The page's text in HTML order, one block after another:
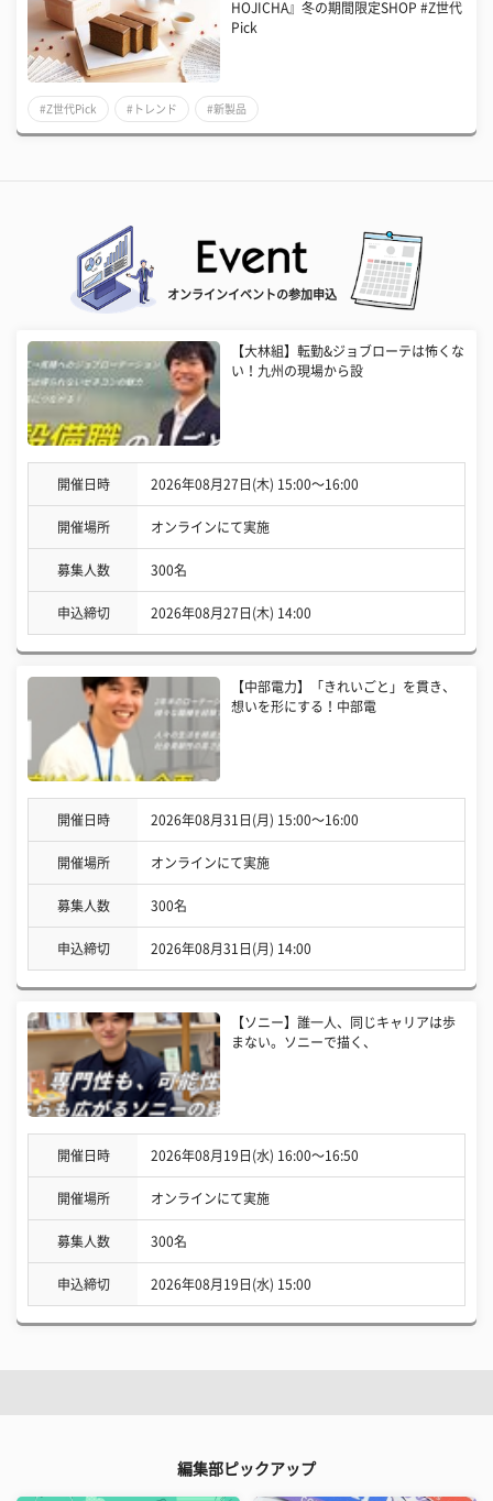
HOJICHA』冬の期間限定SHOP #Z世代
Pick
#Z世代Pick #トレンド #新製品
オンラインイベントの参加申込
【大林組】転勤&ジョブローテは怖くな
い！九州の現場から設
開催日時 2026年08月27日(木) 15:00〜16:00
開催場所 オンラインにて実施
募集人数 300名
申込締切 2026年08月27日(木) 14:00
【中部電力】「きれいごと」を貫き、
想いを形にする！中部電
開催日時 2026年08月31日(月) 15:00〜16:00
開催場所 オンラインにて実施
募集人数 300名
申込締切 2026年08月31日(月) 14:00
【ソニー】誰一人、同じキャリアは歩
まない。ソニーで描く、
開催日時 2026年08月19日(水) 16:00〜16:50
開催場所 オンラインにて実施
募集人数 300名
申込締切 2026年08月19日(水) 15:00
編集部ピックアップ